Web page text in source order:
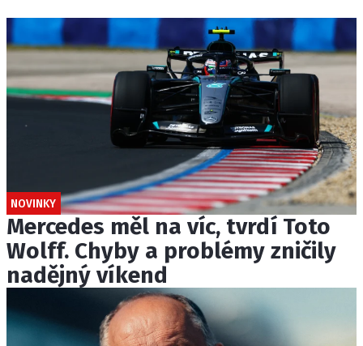
NOVINKY
Mercedes měl na víc, tvrdí Toto
Wolff. Chyby a problémy zničily
nadějný víkend